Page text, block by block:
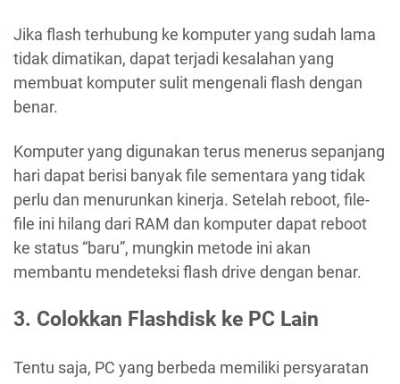
Jika flash terhubung ke komputer yang sudah lama
tidak dimatikan, dapat terjadi kesalahan yang
membuat komputer sulit mengenali flash dengan
benar.
Komputer yang digunakan terus menerus sepanjang
hari dapat berisi banyak file sementara yang tidak
perlu dan menurunkan kinerja. Setelah reboot, file-
file ini hilang dari RAM dan komputer dapat reboot
ke status “baru”, mungkin metode ini akan
membantu mendeteksi flash drive dengan benar.
3. Colokkan Flashdisk ke PC Lain
Tentu saja, PC yang berbeda memiliki persyaratan